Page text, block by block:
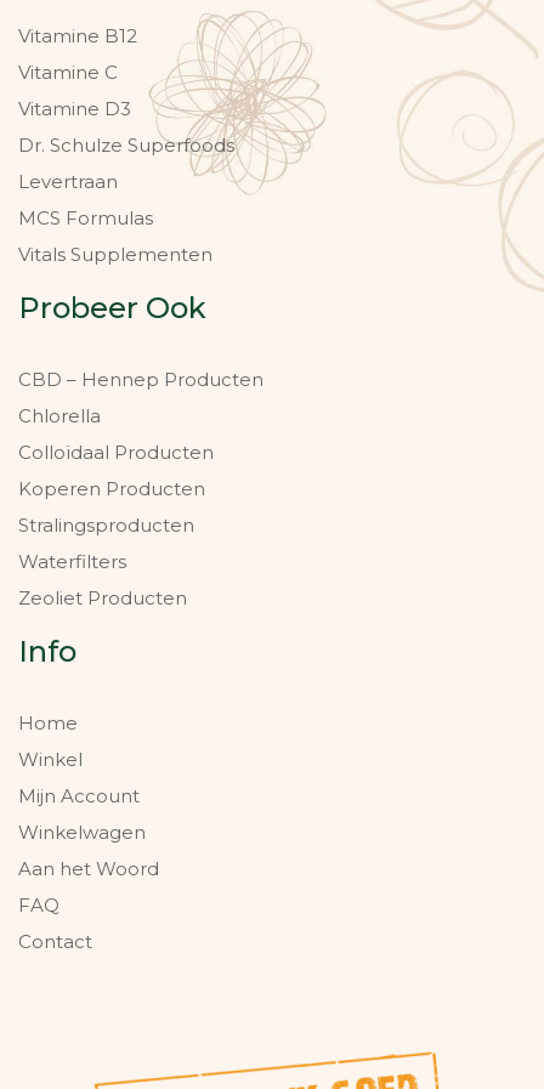
Vitamine B12
Vitamine C
Vitamine D3
Dr. Schulze Superfoods
Levertraan
MCS Formulas
Vitals Supplementen
Probeer Ook
CBD – Hennep Producten
Chlorella
Colloïdaal Producten
Koperen Producten
Stralingsproducten
Waterfilters
Zeoliet Producten
Info
Home
Winkel
Mijn Account
Winkelwagen
Aan het Woord
FAQ
Contact